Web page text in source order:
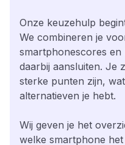
Onze keuzehulp
We combineren je
smartphonescores en
daarbij aansluiten. Je
sterke punten zijn,
alternatieven je hebt.
Wij geven je het
welke smartphone het